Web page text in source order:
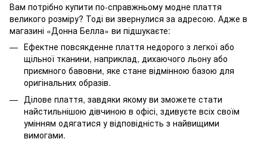
Вам потрібно купити по-справжньому модне плаття
великого розміру? Тоді ви звернулися за адресою. Адже в
магазині «Донна Белла» ви підшукаєте:
Ефектне повсякденне плаття недорого з легкої або
щільної тканини, наприклад, дихаючого льону або
приємного бавовни, яке стане відмінною базою для
оригінальних образів.
Ділове плаття, завдяки якому ви зможете стати
найстильнішою дівчиною в офісі, здивуєте всіх своїм
умінням одягатися у відповідність з найвищими
вимогами.